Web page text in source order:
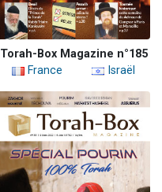
Torah-Box Magazine n°185
France
Israël